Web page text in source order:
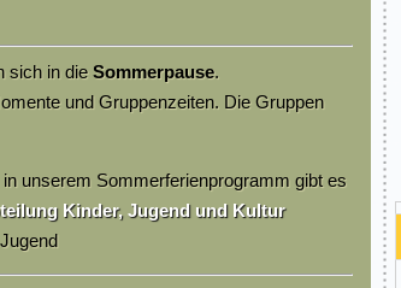
sich in dieSommerpause.
und Gruppenzeiten. Die Gruppen
unserem Sommerferienprogramm gibt es
Kinder, Jugend und Kultur